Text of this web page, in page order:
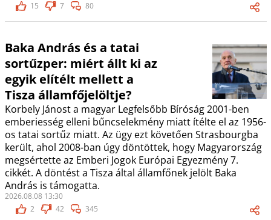
15
7 80
Baka András és a tatai
sortűzper: miért állt ki az
egyik elítélt mellett a
Tisza államfőjelöltje?
Korbely Jánost a magyar Legfelsőbb Bíróság 2001-ben
emberiesség elleni bűncselekmény miatt ítélte el az 1956-
os tatai sortűz miatt. Az ügy ezt követően Strasbourgba
került, ahol 2008-ban úgy döntöttek, hogy Magyarország
megsértette az Emberi Jogok Európai Egyezmény 7.
cikkét. A döntést a Tisza által államfőnek jelölt Baka
András is támogatta.
2026.08.08 13:30
2
42 345